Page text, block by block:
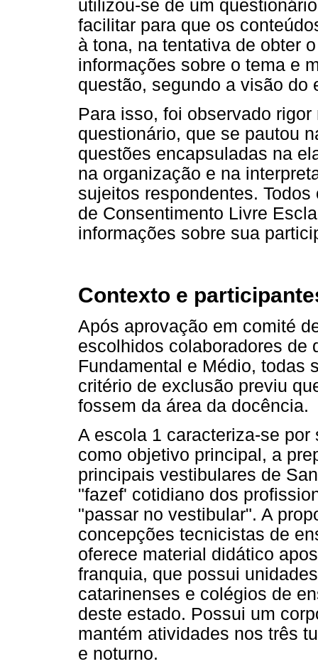
utilizou-se de um
facilitar para que os
à tona, na tentativa de obter
informações sobre o tema e
questão, segundo a visão do
Para isso, foi observado
questionário, que se pautou
questões encapsuladas na
na organização e na
sujeitos respondentes.
de Consentimento Livre
informações sobre sua
Contexto e
Após aprovação em comité
escolhidos colaboradores de
Fundamental e Médio, todas
critério de exclusão previu
fossem da área da docência.
A escola 1 caracteriza-se
como objetivo principal, a
principais vestibulares de
"fazef' cotidiano dos
"passar no vestibular". A
concepções tecnicistas de
oferece material didático
franquia, que possui
catarinenses e colégios de
deste estado. Possui um
mantém atividades nos três
e noturno.